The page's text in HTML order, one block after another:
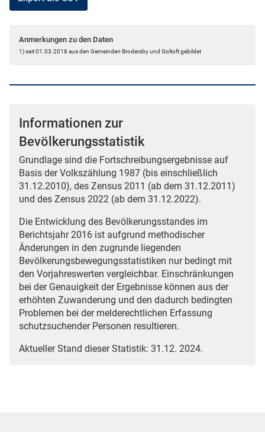
Anmerkungen zu den Daten
1) seit 01.03.2018 aus den Gemeinden Brodersby und Goltoft gebildet
Informationen zur
Bevölkerungsstatistik
Grundlage sind die Fortschreibungsergebnisse auf
Basis der Volkszählung 1987 (bis einschließlich
31.12.2010), des Zensus 2011 (ab dem 31.12.2011)
und des Zensus 2022 (ab dem 31.12.2022).
Die Entwicklung des Bevölkerungsstandes im
Berichtsjahr 2016 ist aufgrund methodischer
Änderungen in den zugrunde liegenden
Bevölkerungsbewegungsstatistiken nur bedingt mit
den Vorjahreswerten vergleichbar. Einschränkungen
bei der Genauigkeit der Ergebnisse können aus der
erhöhten Zuwanderung und den dadurch bedingten
Problemen bei der melderechtlichen Erfassung
schutzsuchender Personen resultieren.
Aktueller Stand dieser Statistik: 31.12. 2024.